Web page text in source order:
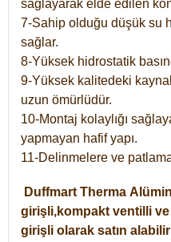
sağlayarak elde edilen
7-Sahip olduğu düşük su
sağlar.
8-Yüksek hidrostatik
9-Yüksek kalitedeki
uzun ömürlüdür.
10-Montaj kolaylığı
yapmayan hafif yapı.
11-Delinmelere ve
Duffmart Therma
girişli,kompakt ventilli
girişli olarak satın